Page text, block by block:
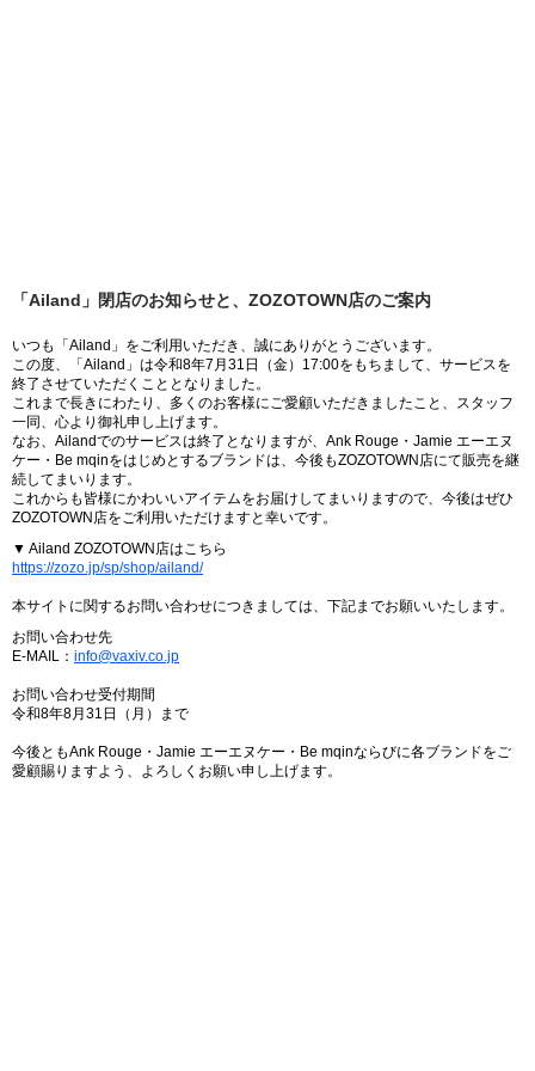
「Ailand」閉店のお知らせと、ZOZOTOWN店のご案内
いつも「Ailand」をご利用いただき、誠にありがとうございます。
この度、「Ailand」は令和8年7月31日（金）17:00をもちまして、サービスを
終了させていただくこととなりました。
これまで長きにわたり、多くのお客様にご愛顧いただきましたこと、スタッフ
一同、心より御礼申し上げます。
なお、Ailandでのサービスは終了となりますが、Ank Rouge・Jamie エーエヌ
ケー・Be mqinをはじめとするブランドは、今後もZOZOTOWN店にて販売を継
続してまいります。
これからも皆様にかわいいアイテムをお届けしてまいりますので、今後はぜひ
ZOZOTOWN店をご利用いただけますと幸いです。
▼ Ailand ZOZOTOWN店はこちら
https://zozo.jp/sp/shop/ailand/
本サイトに関するお問い合わせにつきましては、下記までお願いいたします。
お問い合わせ先
E-MAIL： info@vaxiv.co.jp
お問い合わせ受付期間
令和8年8月31日（月）まで
今後ともAnk Rouge・Jamie エーエヌケー・Be mqinならびに各ブランドをご
愛顧賜りますよう、よろしくお願い申し上げます。